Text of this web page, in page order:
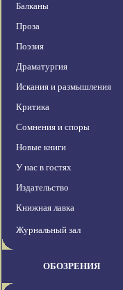
Балканы
Проза
Поэзия
Драматургия
Искания и размышления
Критика
Сомнения и споры
Новые книги
У нас в гостях
Издательство
Книжная лавка
Журнальный зал
ОБОЗРЕНИЯ